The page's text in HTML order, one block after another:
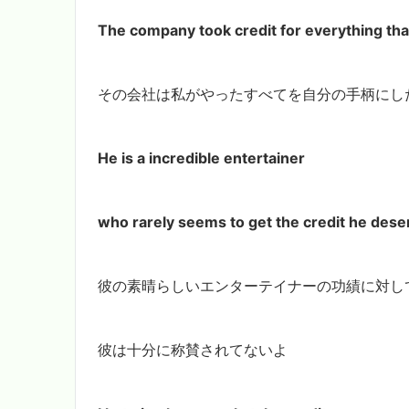
The company took credit for everything
その会社は私がやったすべてを自分の手柄にし
He is a incredible entertainer
who rarely seems to get the credit he
彼の素晴らしいエンターテイナーの功績に対し
彼は十分に称賛されてないよ